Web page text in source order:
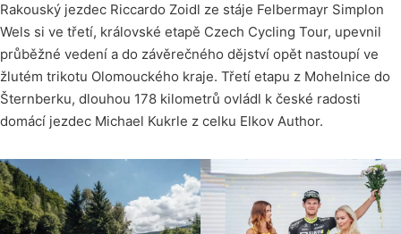
Rakouský jezdec Riccardo Zoidl ze stáje Felbermayr Simplon
Wels si ve třetí, královské etapě Czech Cycling Tour, upevnil
průběžné vedení a do závěrečného dějství opět nastoupí ve
žlutém trikotu Olomouckého kraje. Třetí etapu z Mohelnice do
Šternberku, dlouhou 178 kilometrů ovládl k české radosti
domácí jezdec Michael Kukrle z celku Elkov Author.